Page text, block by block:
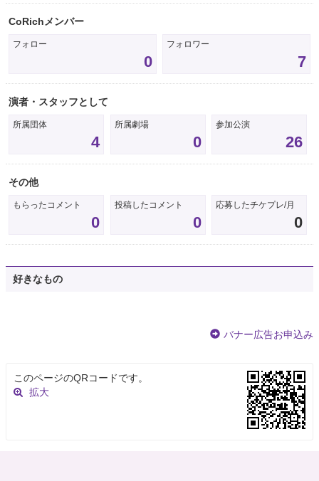
CoRichメンバー
フォロー
0
フォロワー
7
演者・スタッフとして
所属団体
4
所属劇場
0
参加公演
26
その他
もらったコメント
0
投稿したコメント
0
応募したチケプレ/月
0
好きなもの
バナー広告お申込み
このページのQRコードです。
拡大